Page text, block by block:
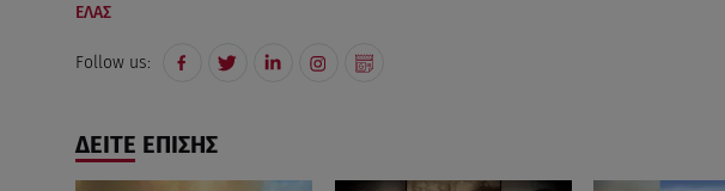
ΕΛΑΣ
Follow us:
ΔΕΙΤΕ ΕΠΙΣΗΣ